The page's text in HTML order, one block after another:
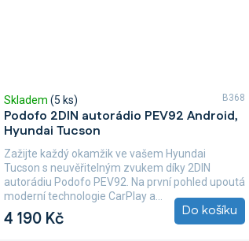
Podofo 2DIN autorádio PEV92 Android,
Hyundai Tucson
Skladem (5 ks)
4 190 Kč Do košíku
Zažijte každý okamžik ve vašem Hyundai
Tucson s neuvěřitelným zvukem díky 2DIN
autorádiu Podofo PEV92. Na první pohled upoutá
moderní technologie CarPlay a...
B368